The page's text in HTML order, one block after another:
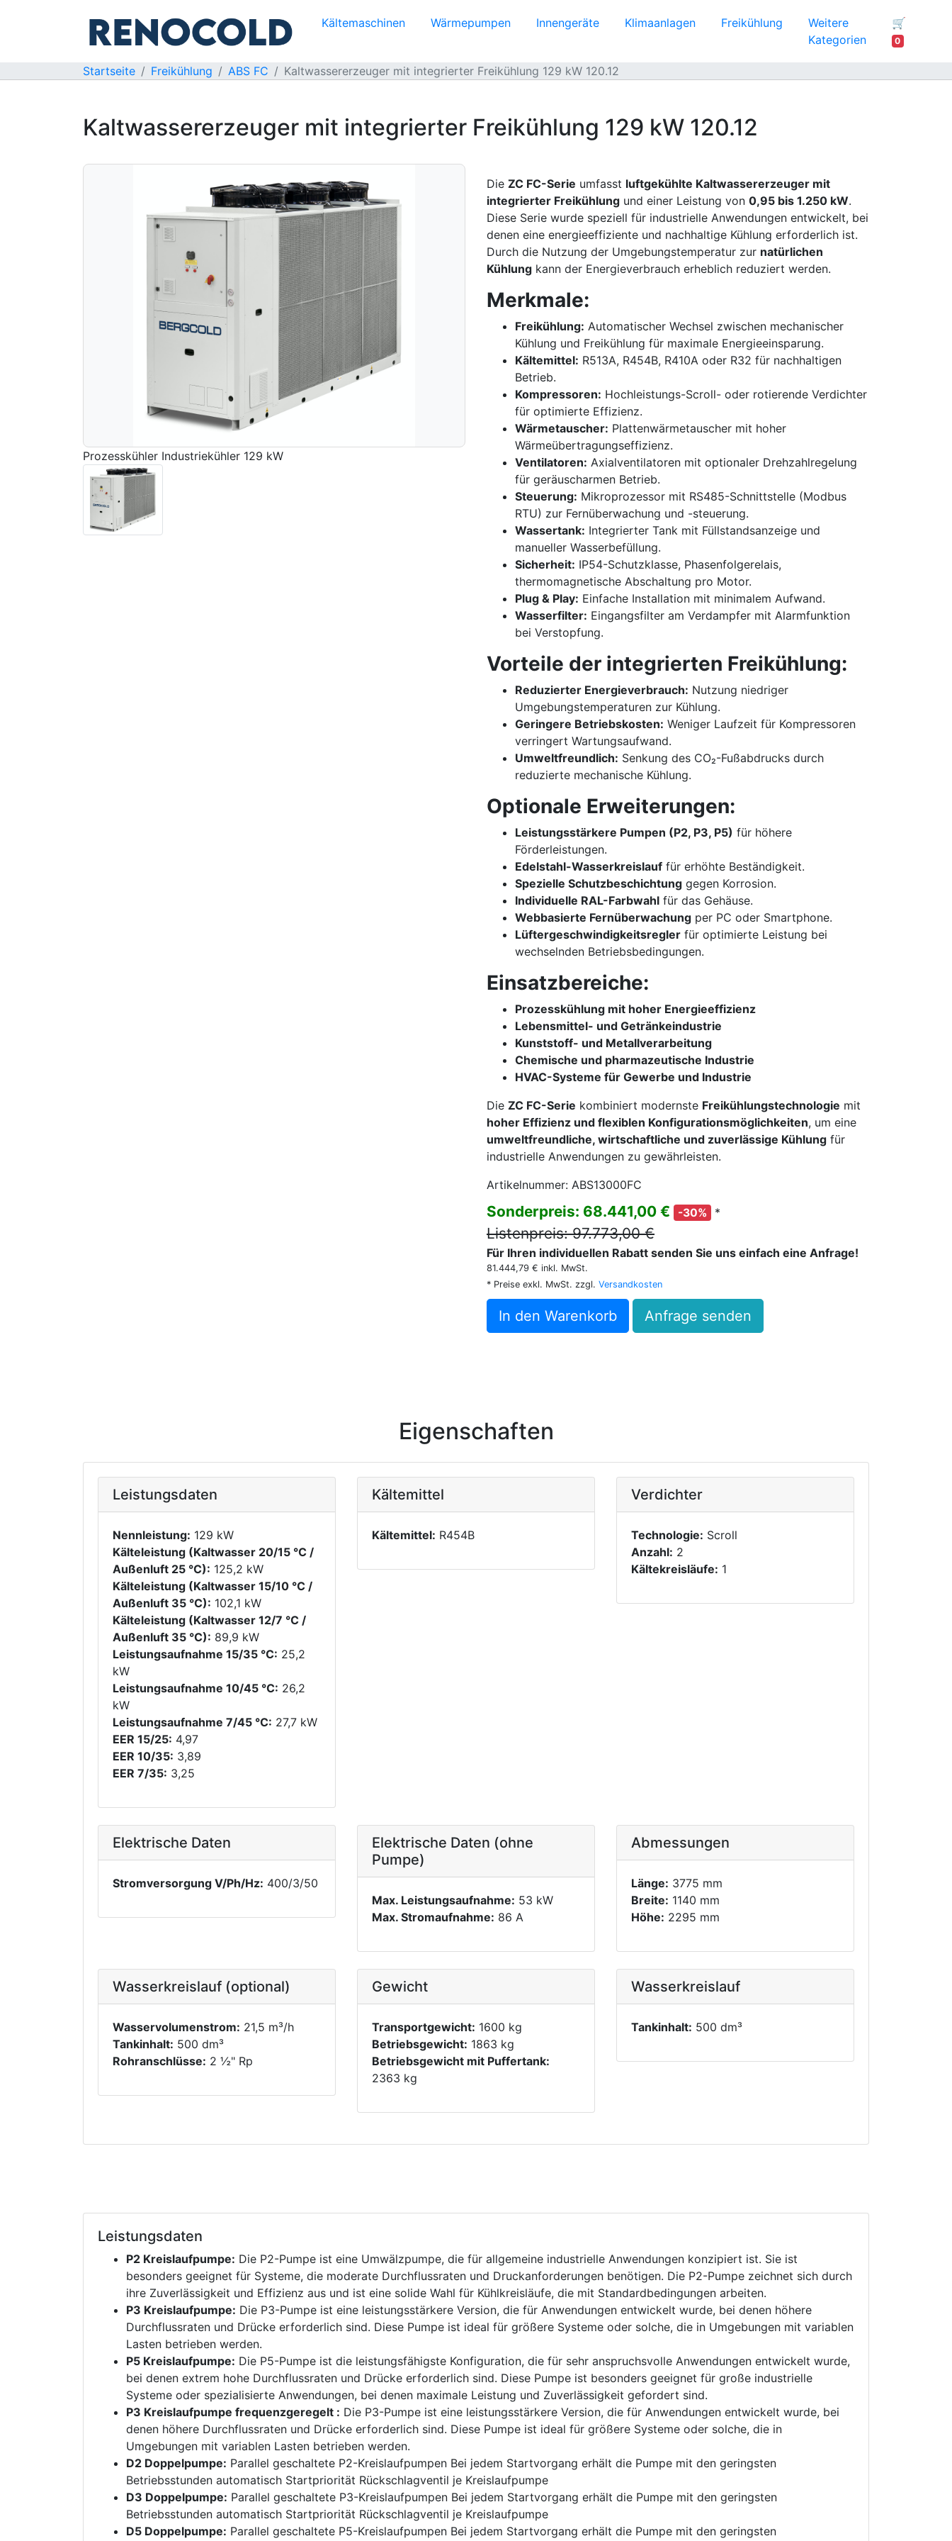
Kältemaschinen Wärmepumpen Innengeräte Klimaanlagen Freikühlung
Weitere
Kategorien
🛒
0
Startseite Freikühlung ABS FC Kaltwassererzeuger mit integrierter Freikühlung 129 kW 120.12
Kaltwassererzeuger mit integrierter Freikühlung 129 kW 120.12
Prozesskühler Industriekühler 129 kW
Die ZC FC-Serie umfasst luftgekühlte Kaltwassererzeuger mit
integrierter Freikühlung und einer Leistung von 0,95 bis 1.250 kW.
Diese Serie wurde speziell für industrielle Anwendungen entwickelt, bei
denen eine energieeffiziente und nachhaltige Kühlung erforderlich ist.
Durch die Nutzung der Umgebungstemperatur zur natürlichen
Kühlung kann der Energieverbrauch erheblich reduziert werden.
Merkmale:
Freikühlung: Automatischer Wechsel zwischen mechanischer
Kühlung und Freikühlung für maximale Energieeinsparung.
Kältemittel: R513A, R454B, R410A oder R32 für nachhaltigen
Betrieb.
Kompressoren: Hochleistungs-Scroll- oder rotierende Verdichter
für optimierte Effizienz.
Wärmetauscher: Plattenwärmetauscher mit hoher
Wärmeübertragungseffizienz.
Ventilatoren: Axialventilatoren mit optionaler Drehzahlregelung
für geräuscharmen Betrieb.
Steuerung: Mikroprozessor mit RS485-Schnittstelle (Modbus
RTU) zur Fernüberwachung und -steuerung.
Wassertank: Integrierter Tank mit Füllstandsanzeige und
manueller Wasserbefüllung.
Sicherheit: IP54-Schutzklasse, Phasenfolgerelais,
thermomagnetische Abschaltung pro Motor.
Plug & Play: Einfache Installation mit minimalem Aufwand.
Wasserfilter: Eingangsfilter am Verdampfer mit Alarmfunktion
bei Verstopfung.
Vorteile der integrierten Freikühlung:
Reduzierter Energieverbrauch: Nutzung niedriger
Umgebungstemperaturen zur Kühlung.
Geringere Betriebskosten: Weniger Laufzeit für Kompressoren
verringert Wartungsaufwand.
Umweltfreundlich: Senkung des CO₂-Fußabdrucks durch
reduzierte mechanische Kühlung.
Optionale Erweiterungen:
Leistungsstärkere Pumpen (P2, P3, P5) für höhere
Förderleistungen.
Edelstahl-Wasserkreislauf für erhöhte Beständigkeit.
Spezielle Schutzbeschichtung gegen Korrosion.
Individuelle RAL-Farbwahl für das Gehäuse.
Webbasierte Fernüberwachung per PC oder Smartphone.
Lüftergeschwindigkeitsregler für optimierte Leistung bei
wechselnden Betriebsbedingungen.
Einsatzbereiche:
Prozesskühlung mit hoher Energieeffizienz
Lebensmittel- und Getränkeindustrie
Kunststoff- und Metallverarbeitung
Chemische und pharmazeutische Industrie
HVAC-Systeme für Gewerbe und Industrie
Die ZC FC-Serie kombiniert modernste Freikühlungstechnologie mit
hoher Effizienz und flexiblen Konfigurationsmöglichkeiten, um eine
umweltfreundliche, wirtschaftliche und zuverlässige Kühlung für
industrielle Anwendungen zu gewährleisten.
Artikelnummer: ABS13000FC
Sonderpreis: 68.441,00 € -30% *
Listenpreis: 97.773,00 €
Für Ihren individuellen Rabatt senden Sie uns einfach eine Anfrage!
81.444,79 € inkl. MwSt.
* Preise exkl. MwSt. zzgl. Versandkosten
In den Warenkorb Anfrage senden
Eigenschaften
Leistungsdaten
Nennleistung: 129 kW
Kälteleistung (Kaltwasser 20/15 °C /
Außenluft 25 °C): 125,2 kW
Kälteleistung (Kaltwasser 15/10 °C /
Außenluft 35 °C): 102,1 kW
Kälteleistung (Kaltwasser 12/7 °C /
Außenluft 35 °C): 89,9 kW
Leistungsaufnahme 15/35 °C: 25,2
kW
Leistungsaufnahme 10/45 °C: 26,2
kW
Leistungsaufnahme 7/45 °C: 27,7 kW
EER 15/25: 4,97
EER 10/35: 3,89
EER 7/35: 3,25
Kältemittel
Kältemittel: R454B
Verdichter
Technologie: Scroll
Anzahl: 2
Kältekreisläufe: 1
Elektrische Daten
Stromversorgung V/Ph/Hz: 400/3/50
Elektrische Daten (ohne
Pumpe)
Max. Leistungsaufnahme: 53 kW
Max. Stromaufnahme: 86 A
Abmessungen
Länge: 3775 mm
Breite: 1140 mm
Höhe: 2295 mm
Wasserkreislauf (optional)
Wasservolumenstrom: 21,5 m³/h
Tankinhalt: 500 dm³
Rohranschlüsse: 2 ½" Rp
Gewicht
Transportgewicht: 1600 kg
Betriebsgewicht: 1863 kg
Betriebsgewicht mit Puffertank:
2363 kg
Wasserkreislauf
Tankinhalt: 500 dm³
Leistungsdaten
P2 Kreislaufpumpe: Die P2-Pumpe ist eine Umwälzpumpe, die für allgemeine industrielle Anwendungen konzipiert ist. Sie ist
besonders geeignet für Systeme, die moderate Durchflussraten und Druckanforderungen benötigen. Die P2-Pumpe zeichnet sich durch
ihre Zuverlässigkeit und Effizienz aus und ist eine solide Wahl für Kühlkreisläufe, die mit Standardbedingungen arbeiten.
P3 Kreislaufpumpe: Die P3-Pumpe ist eine leistungsstärkere Version, die für Anwendungen entwickelt wurde, bei denen höhere
Durchflussraten und Drücke erforderlich sind. Diese Pumpe ist ideal für größere Systeme oder solche, die in Umgebungen mit variablen
Lasten betrieben werden.
P5 Kreislaufpumpe: Die P5-Pumpe ist die leistungsfähigste Konfiguration, die für sehr anspruchsvolle Anwendungen entwickelt wurde,
bei denen extrem hohe Durchflussraten und Drücke erforderlich sind. Diese Pumpe ist besonders geeignet für große industrielle
Systeme oder spezialisierte Anwendungen, bei denen maximale Leistung und Zuverlässigkeit gefordert sind.
P3 Kreislaufpumpe frequenzgeregelt : Die P3-Pumpe ist eine leistungsstärkere Version, die für Anwendungen entwickelt wurde, bei
denen höhere Durchflussraten und Drücke erforderlich sind. Diese Pumpe ist ideal für größere Systeme oder solche, die in
Umgebungen mit variablen Lasten betrieben werden.
D2 Doppelpumpe: Parallel geschaltete P2-Kreislaufpumpen Bei jedem Startvorgang erhält die Pumpe mit den geringsten
Betriebsstunden automatisch Startpriorität Rückschlagventil je Kreislaufpumpe
D3 Doppelpumpe: Parallel geschaltete P3-Kreislaufpumpen Bei jedem Startvorgang erhält die Pumpe mit den geringsten
Betriebsstunden automatisch Startpriorität Rückschlagventil je Kreislaufpumpe
D5 Doppelpumpe: Parallel geschaltete P5-Kreislaufpumpen Bei jedem Startvorgang erhält die Pumpe mit den geringsten